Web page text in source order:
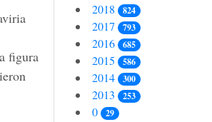
figura
2018 824
2017 793
2016 685
2015 586
2014 300
2013 253
0 29